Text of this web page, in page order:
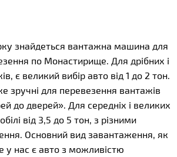
знайдеться вантажна машина для
по Монастирище. Для дрібних і
є великий вибір авто від 1 до 2 тон.
зручні для перевезення вантажів
до дверей». Для середніх і великих
від 3,5 до 5 тон, з різними
Основний вид завантаження, як
у нас є авто з можливістю